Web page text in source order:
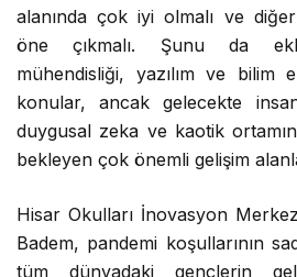
alanında çok iyi olmalı ve
öne çıkmalı. Şunu da
mühendisliği, yazılım ve bilim
konular, ancak gelecekte insan
duygusal zeka ve kaotik
bekleyen çok önemli gelişim
Hisar Okulları İnovasyon
Badem, pandemi koşullarının
tüm dünyadaki gençlerin